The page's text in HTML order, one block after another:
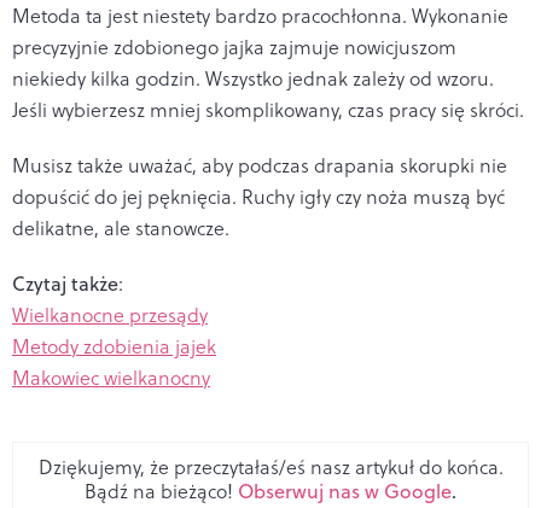
Metoda ta jest niestety bardzo pracochłonna. Wykonanie
precyzyjnie zdobionego jajka zajmuje nowicjuszom
niekiedy kilka godzin. Wszystko jednak zależy od wzoru.
Jeśli wybierzesz mniej skomplikowany, czas pracy się skróci.
Musisz także uważać, aby podczas drapania skorupki nie
dopuścić do jej pęknięcia. Ruchy igły czy noża muszą być
delikatne, ale stanowcze.
Czytaj także:
Wielkanocne przesądy
Metody zdobienia jajek
Makowiec wielkanocny
Dziękujemy, że przeczytałaś/eś nasz artykuł do końca.
Bądź na bieżąco! Obserwuj nas w Google.